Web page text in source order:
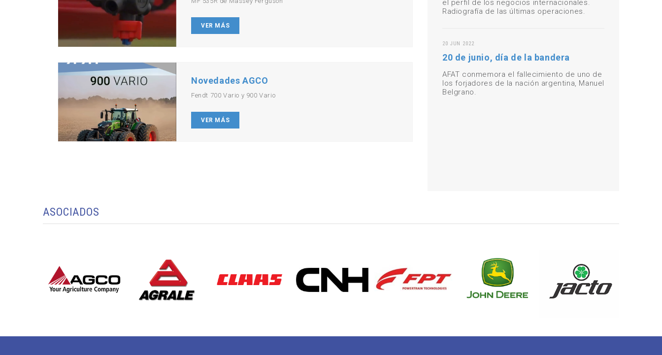
VER MÁS
Novedades AGCO
Fendt 700 Vario y 900 Vario
VER MÁS
el perfil de los negocios internacionales.
Radiografía de las últimas operaciones.
20 JUN 2022
20 de junio, día de la bandera
AFAT conmemora el fallecimiento de uno de
los forjadores de la nación argentina, Manuel
Belgrano.
ASOCIADOS